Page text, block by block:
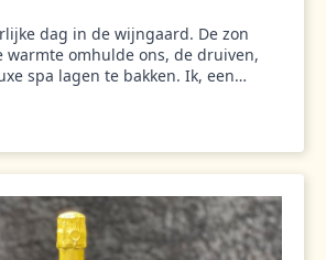
dag in de wijngaard. De zon
warmte omhulde ons, de druiven,
spa lagen te bakken. Ik, een…